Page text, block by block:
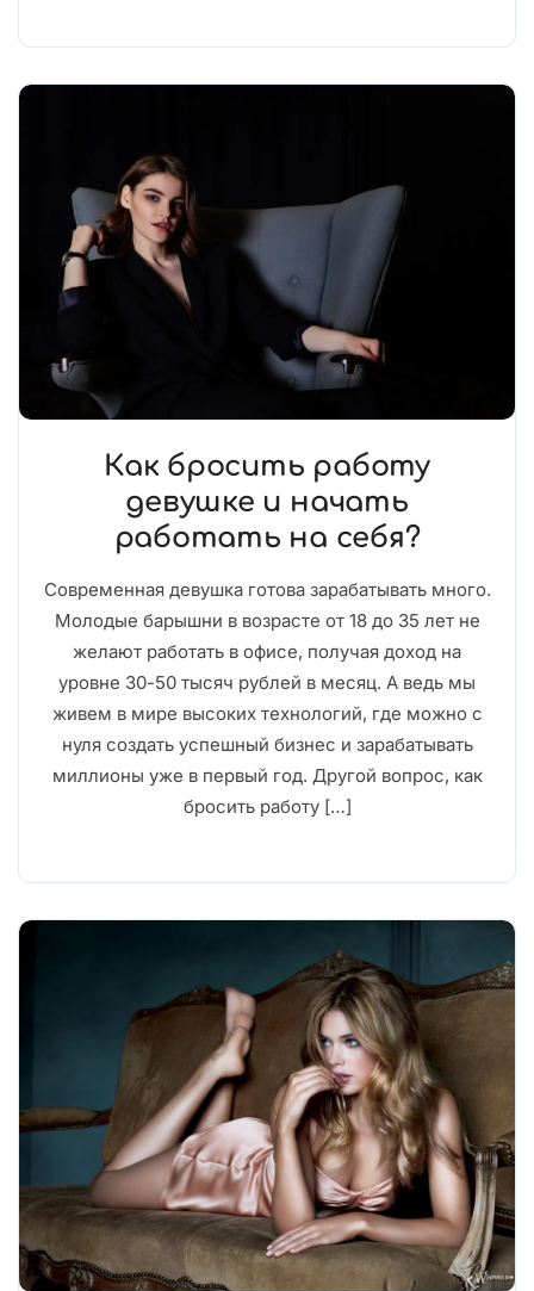
Как бросить работу
девушке и начать
работать на себя?
Современная девушка готова зарабатывать много.
Молодые барышни в возрасте от 18 до 35 лет не
желают работать в офисе, получая доход на
уровне 30-50 тысяч рублей в месяц. А ведь мы
живем в мире высоких технологий, где можно с
нуля создать успешный бизнес и зарабатывать
миллионы уже в первый год. Другой вопрос, как
бросить работу […]